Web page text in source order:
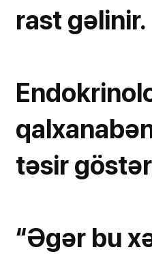
rast gəlinir.
təsir
“Əgər bu